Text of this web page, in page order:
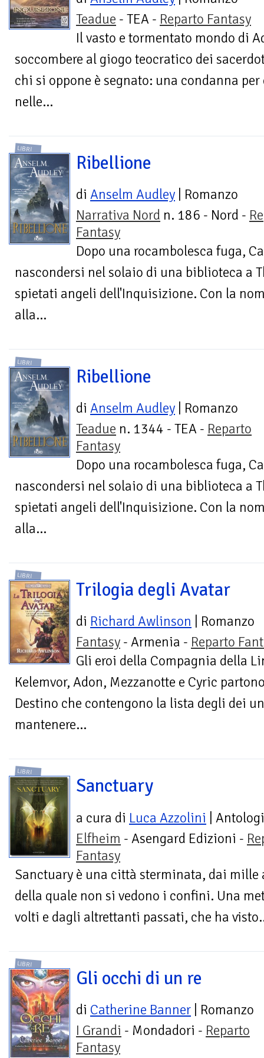
Teadue - TEA - Reparto Fantasy
Il vasto e tormentato mondo di
soccombere al giogo teocratico dei
chi si oppone è segnato: una condanna
nelle...
LIBRI
Ribellione
di Anselm Audley | Romanzo
Narrativa Nord n. 186 - Nord -
Fantasy
Dopo una rocambolesca fuga,
nascondersi nel solaio di una biblioteca a
spietati angeli dell'Inquisizione. Con la
alla...
LIBRI
Ribellione
di Anselm Audley | Romanzo
Teadue n. 1344 - TEA - Reparto
Fantasy
Dopo una rocambolesca fuga,
nascondersi nel solaio di una biblioteca a
spietati angeli dell'Inquisizione. Con la
alla...
LIBRI
Trilogia degli Avatar
di Richard Awlinson | Romanzo
Fantasy - Armenia - Reparto
Gli eroi della Compagnia della
Kelemvor, Adon, Mezzanotte e Cyric
Destino che contengono la lista degli dei
mantenere...
LIBRI
Sanctuary
a cura di Luca Azzolini |
Elfheim - Asengard Edizioni -
Fantasy
Sanctuary è una città sterminata, dai
della quale non si vedono i confini. Una
volti e dagli altrettanti passati, che ha
LIBRI
Gli occhi di un re
di Catherine Banner | Romanzo
I Grandi - Mondadori - Reparto
Fantasy